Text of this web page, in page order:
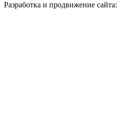
Разработка и продвижение сайта: